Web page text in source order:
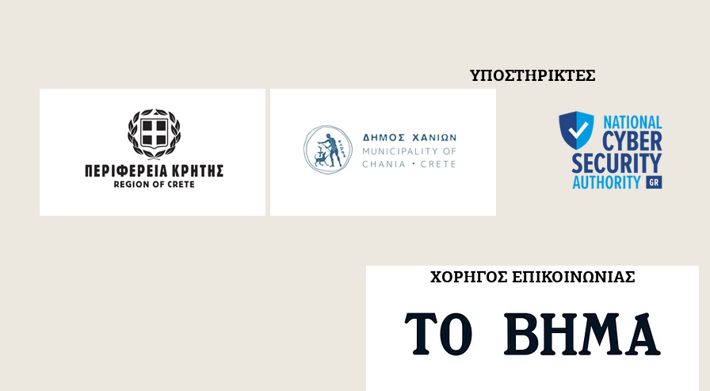
Festum π Live Streaming
Συναυλία-διάλεξη: Η
μαθηματική ψυχή της
Launching οur new
Collaboration with
EMI with a Unique
ΥΠΟΣΤΗΡΙΚΤΕΣ
ΧΟΡΗΓΟΣ ΕΠΙΚΟΙΝΩΝΙΑΣ